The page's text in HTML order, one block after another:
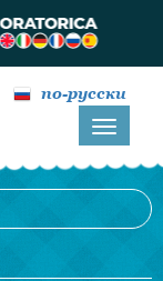
по-русски